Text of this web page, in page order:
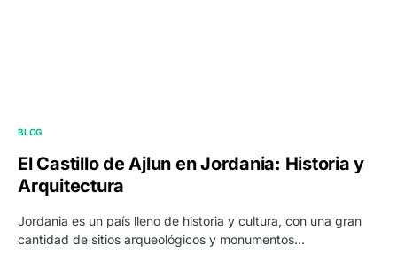
BLOG
El Castillo de Ajlun en Jordania: Historia y
Arquitectura
Jordania es un país lleno de historia y cultura, con una gran
cantidad de sitios arqueológicos y monumentos…